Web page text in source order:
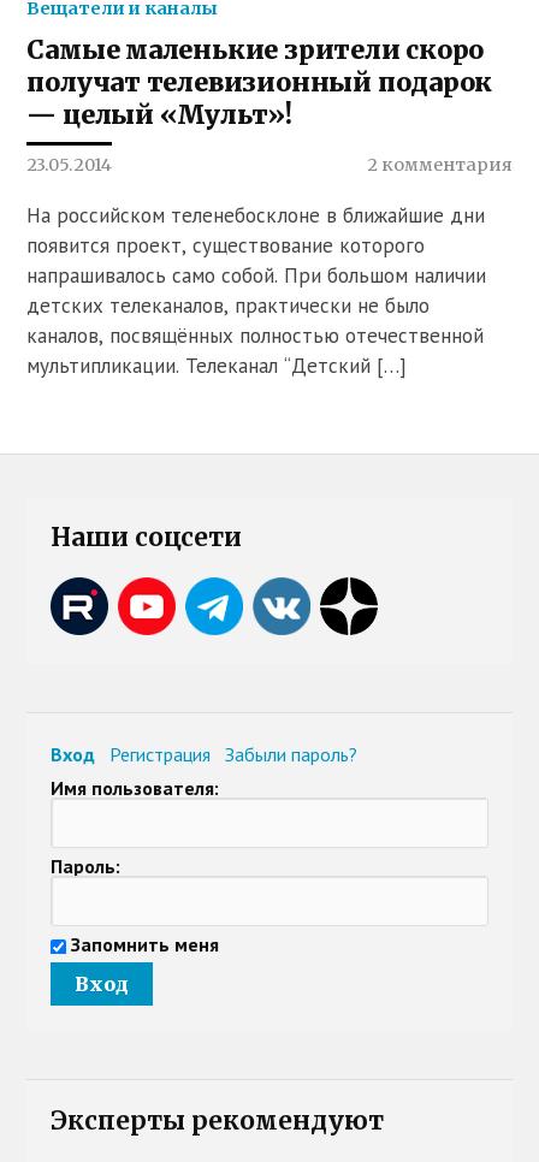
Вещатели и каналы
Самые маленькие зрители скоро
получат телевизионный подарок
— целый «Мульт»!
23.05.2014 2 комментария
На российском теленебосклоне в ближайшие дни
появится проект, существование которого
напрашивалось само собой. При большом наличии
детских телеканалов, практически не было
каналов, посвящённых полностью отечественной
мультипликации. Телеканал “Детский […]
Наши соцсети
Вход Регистрация
Забыли пароль?
Имя пользователя:
Пароль:
Запомнить меня
Эксперты рекомендуют